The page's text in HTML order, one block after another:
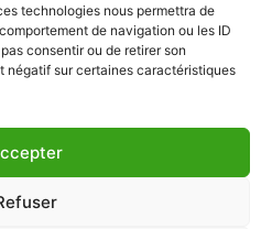
technologies nous permettra de
de navigation ou les ID
consentir ou de retirer son
négatif sur certaines caractéristiques
pratique
contacter